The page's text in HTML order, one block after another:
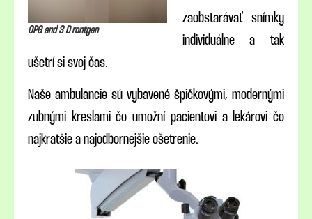
OPG and 3 D rontgen
zaobstarávať snímky
individuálne a tak
ušetrí si svoj čas.
Naše ambulancie sú vybavené špičkovými, modernými
zubnými kreslami čo umožní pacientovi a lekárovi čo
najkratšie a najodbornejšie ošetrenie.